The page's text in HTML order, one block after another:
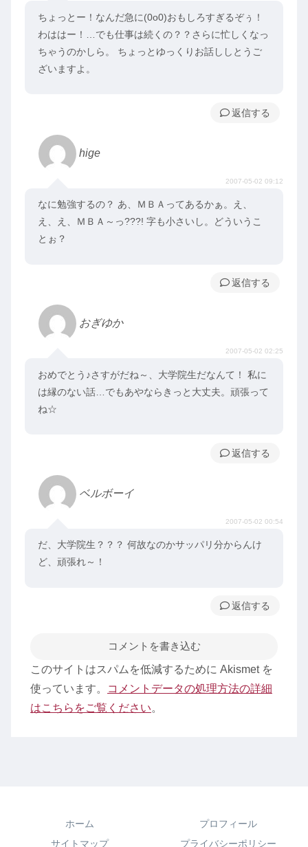
ちょっとー！なんだ急に(0o0)おもしろすぎるぞぅ！
わははー！…でも仕事は続くの？？さらに忙しくなっ
ちゃうのかしら。 ちょっとゆっくりお話ししとうご
ざいますよ。
返信
hige
2007-05-02 09:12
なに勉強するの？ あ、ＭＢＡってあるかぁ。え、
え、え、ＭＢＡ～っ???! 字も小さいし。どういうこ
とぉ？
返信
おぎゆか
2007-05-02 02:25
おめでとう♪さすがだね～、大学院生だなんて！ 私に
は縁のない話…でもあやならきっと大丈夫。頑張って
ね☆
返信
ベルボーイ
2007-05-02 00:54
だ、大学院生？？？ 何故なのかサッパリ分からんけ
ど、頑張れ～！
返信
コメントを書き込む
このサイトはスパムを低減するために Akismet を
使っています。
コメントデータの処理方法の詳細
はこちらをご覧ください。
ホーム
プロフィール
サイトマップ
プライバシーポリシー